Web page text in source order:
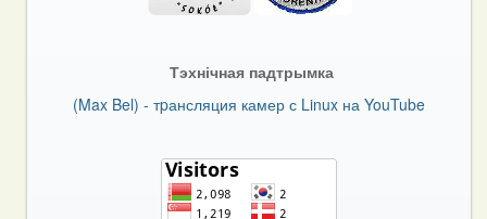
Тэхнічная падтрымка
(Max Bel) - тpансляция камер с Linux на YouTube